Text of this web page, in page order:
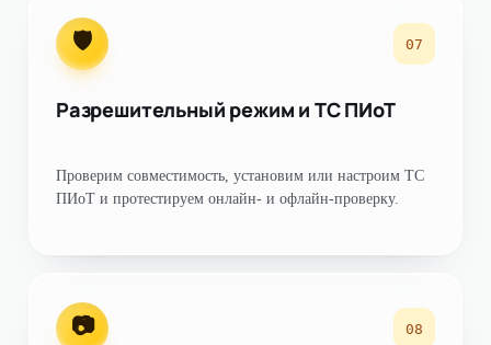
🛡 07
Разрешительный режим и ТС ПИоТ
Проверим совместимость, установим или настроим ТС
ПИоТ и протестируем онлайн- и офлайн-проверку.
📷 08